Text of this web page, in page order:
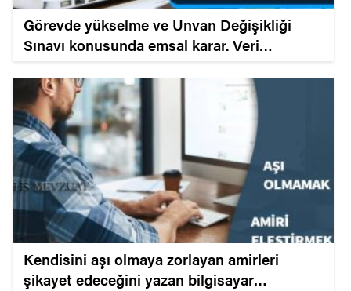
Görevde yükselme ve Unvan Değişikliği
Sınavı konusunda emsal karar. Veri
değişikliği sınavı.
Kendisini aşı olmaya zorlayan amirleri
şikayet edeceğini yazan bilgisayar